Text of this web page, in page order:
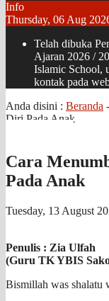
Info
Thursday, 06 Aug
Telah dibuka
Ajaran 2026 /
Islamic School,
kontak pada
Anda disini : Beranda -
Diri Pada Anak
Cara
Pada Anak
Tuesday, 13 August
Penulis : Zia Ulfah
(Guru TK YBIS
Bismillah was shalatu